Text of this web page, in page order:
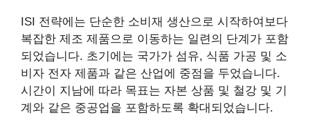
ISI 전략에는 단순한 소비재 생산으로 시작하여보다
복잡한 제조 제품으로 이동하는 일련의 단계가 포함
되었습니다. 초기에는 국가가 섬유, 식품 가공 및 소
비자 전자 제품과 같은 산업에 중점을 두었습니다.
시간이 지남에 따라 목표는 자본 상품 및 철강 및 기
계와 같은 중공업을 포함하도록 확대되었습니다.